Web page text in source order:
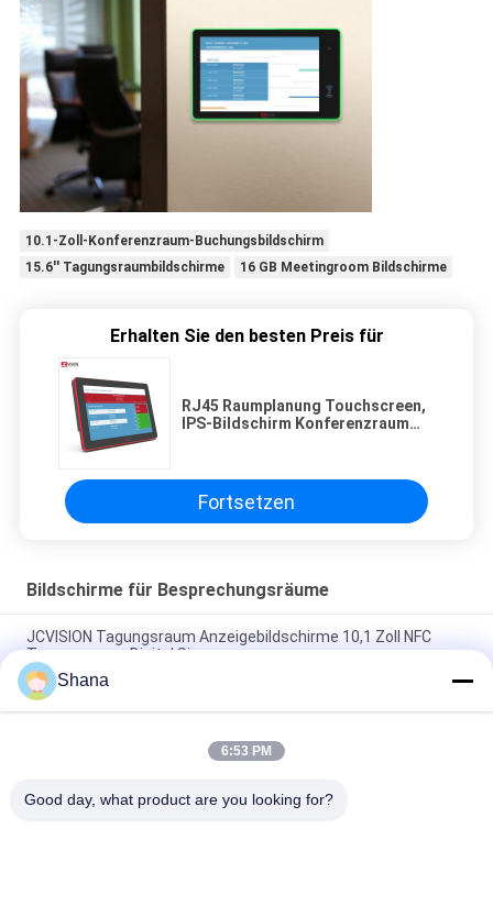
10.1-Zoll-Konferenzraum-Buchungsbildschirm
15.6'' Tagungsraumbildschirme
16 GB Meetingroom Bildschirme
Erhalten Sie den besten Preis für
RJ45 Raumplanung Touchscreen,
IPS-Bildschirm Konferenzraum
Fortsetzen
Bildschirme für Besprechungsräume
JCVISION Tagungsraum Anzeigebildschirme 10,1 Zoll NFC
Tagungsraum Digital Signage
RJ45 Raumplanung Touchscreen, IPS-Bildschirm
Konferenzraum Verfügbarkeit Display 10 Zoll
LED-Licht Konferenzraum Anzeigen, NFC Poe Meeting Room
Shana
6:53 PM
Good day, what product are you looking for?